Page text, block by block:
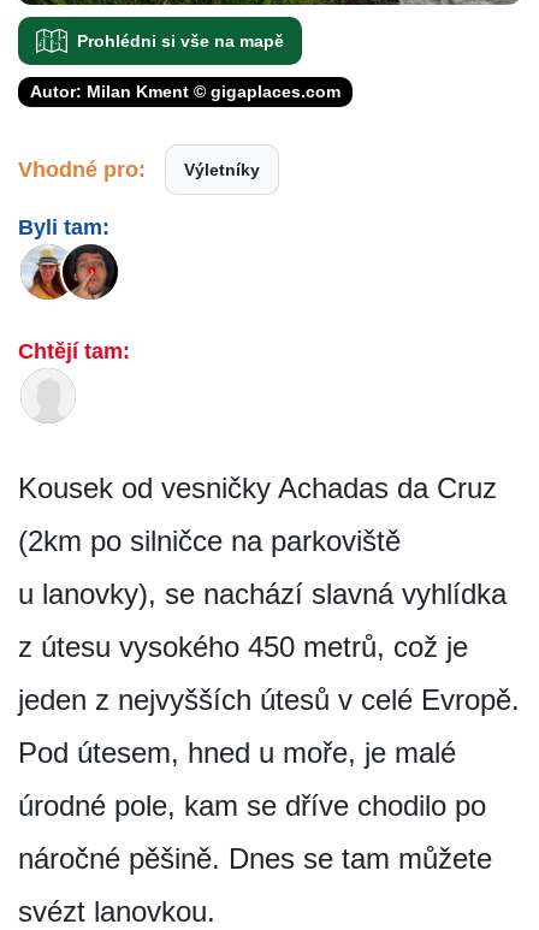
Prohlédni si vše na mapě
Autor: Milan Kment © gigaplaces.com
Vhodné pro: Výletníky
Byli tam:
Chtějí tam:
Kousek od vesničky Achadas da Cruz
(2km po silničce na parkoviště
u lanovky), se nachází slavná vyhlídka
z útesu vysokého 450 metrů, což je
jeden z nejvyšších útesů v celé Evropě.
Pod útesem, hned u moře, je malé
úrodné pole, kam se dříve chodilo po
náročné pěšině. Dnes se tam můžete
svézt lanovkou.